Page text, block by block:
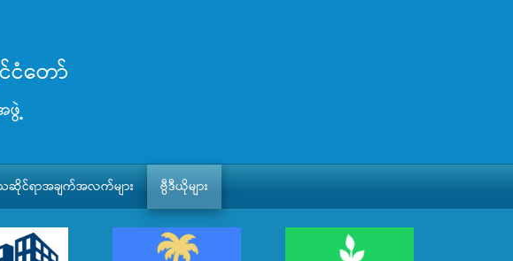
ငံတော်
ဖွဲ့
ဆိုင်ရာအချက်အလက်များ ဗွီဒီယိုများ